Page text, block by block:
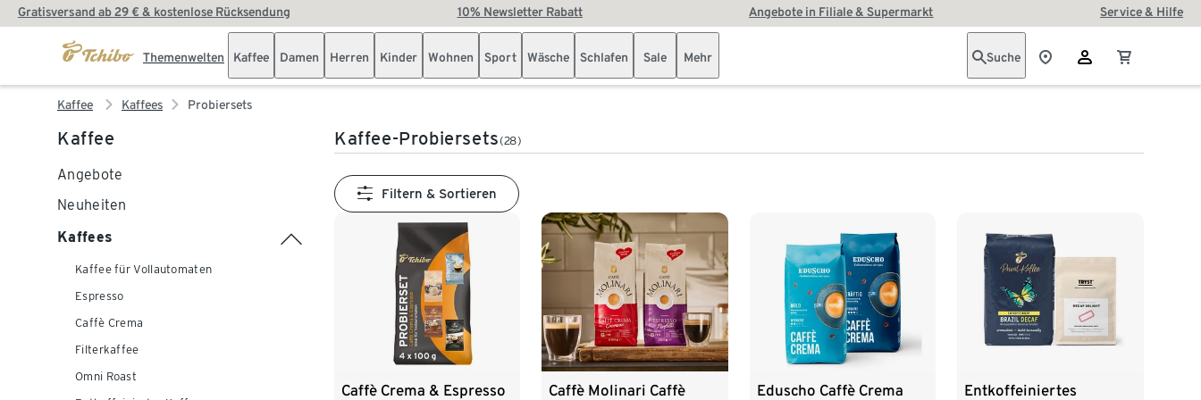
Gratisversand ab 29 € & kostenlose Rücksendung 10% Newsletter Rabatt Angebote in Filiale & Supermarkt Service & Hilfe
Themenwelten Kaffee Damen Herren Kinder Wohnen Sport Wäsche Schlafen Sale Mehr Suche
Kaffee Kaffees Probiersets
Kaffee
Angebote
Neuheiten
Kaffees
Kaffee für Vollautomaten
Espresso
Caffè Crema
Filterkaffee
Omni Roast
Kaffee-Probiersets(28)
Filtern & Sortieren
Caffè Crema & Espresso
Caffè Molinari Caffè
Eduscho Caffè Crema
Entkoffeiniertes